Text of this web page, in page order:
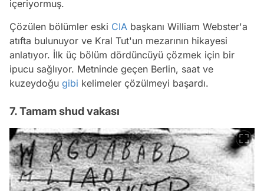
içeriyormuş.
Çözülen bölümler eski CIA başkanı William Webster'a
atıfta bulunuyor ve Kral Tut'un mezarının hikayesi
anlatıyor. İlk üç bölüm dördüncüyü çözmek için bir
ipucu sağlıyor. Metninde geçen Berlin, saat ve
kuzeydoğu gibi kelimeler çözülmeyi başardı.
7. Tamam shud vakası